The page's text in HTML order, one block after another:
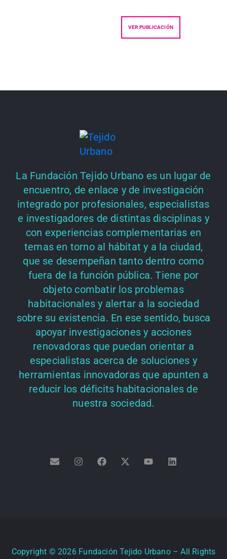
VER PUBLICACIÓN
La Fundación Tejido Urbano es un lugar de
encuentro, de enlace y de investigación
integrado por profesionales, especialistas
e investigadores de distintas disciplinas y
con experiencias complementarias en
temas en torno al hábitat y a la ciudad,
que se desempeñan tanto dentro como
fuera de la función pública. Tiene por
objeto combatir los problemas
habitacionales y alertar a la sociedad
sobre su existencia. En ese sentido, busca
apoyar investigaciones y acciones
renovadoras que puedan orientar a
especialistas acerca de soluciones y
herramientas innovadoras que apunten a
reducir los déficits habitacionales de
nuestra sociedad.
Copyright ©2026Fundación Tejido Urbano – All Rights